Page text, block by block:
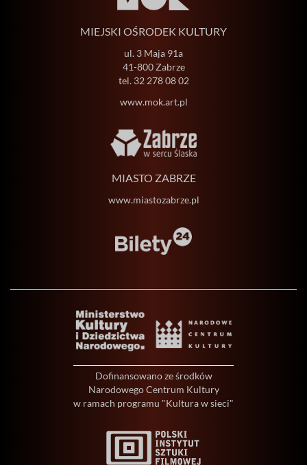
MIEJSKI OŚRODEK KULTURY
ul. 3 Maja 91a
41-800 Zabrze
tel. 32 278 08 02
www.mok.art.pl
MIASTO ZABRZE
www.miastozabrze.pl
Dofinansowano ze środków
Narodowego Centrum Kultury
w ramach programu "Kultura w sieci"